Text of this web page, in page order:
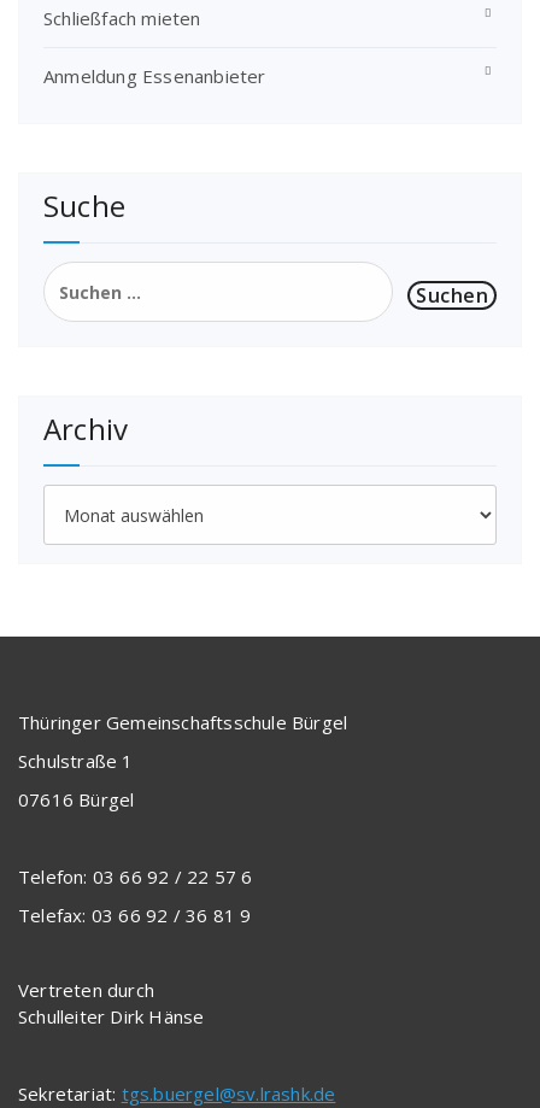
Schließfach mieten
Anmeldung Essenanbieter
Suche
Suchen
nach:
Archiv
Thüringer Gemeinschaftsschule Bürgel
Schulstraße 1
07616 Bürgel
Telefon: 03 66 92 / 22 57 6
Telefax: 03 66 92 / 36 81 9
Vertreten durch
Schulleiter Dirk Hänse
Sekretariat: tgs.buergel@sv.lrashk.de